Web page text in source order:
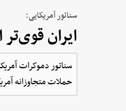
سناتور آمریکایی:
ایران
سناتور دموکرات
حملات متجاوزانه